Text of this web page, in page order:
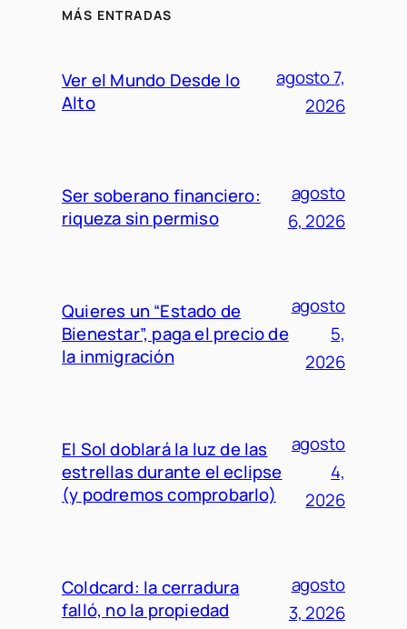
MÁS ENTRADAS
Ver el Mundo Desde lo
Alto
agosto 7,
2026
Ser soberano financiero:
riqueza sin permiso
agosto
6, 2026
Quieres un “Estado de
Bienestar”, paga el precio de
la inmigración
agosto
5,
2026
El Sol doblará la luz de las
estrellas durante el eclipse
(y podremos comprobarlo)
agosto
4,
2026
Coldcard: la cerradura
falló, no la propiedad
agosto
3, 2026